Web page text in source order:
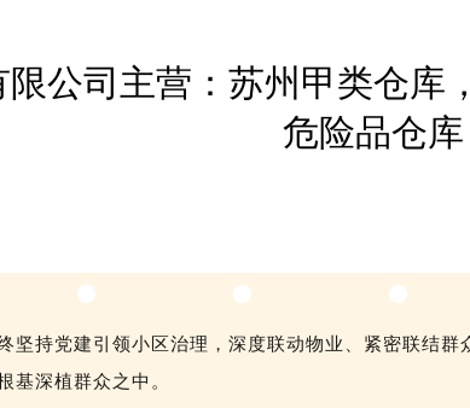
限公司主营：苏州甲类仓
危险品仓
坚持党建引领小区治理，深度联动物业、紧密联结
基深植群众之中。